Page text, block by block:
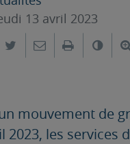
13 avril 2023
sur Facebook
Partager sur Twitter
Envoyer par
Imprimer
mouvement de
2023, les services